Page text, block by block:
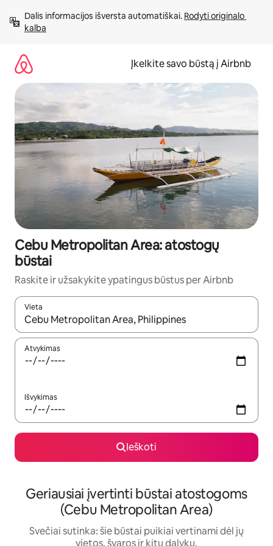
prie
turinio
Dalis informacijos išversta automatiškai. Rodyti originalo
kalba
Įkelkite savo būstą į Airbnb
Cebu Metropolitan Area: atostogų
būstai
Raskite ir užsakykite ypatingus būstus per Airbnb
Vieta
Kai pasirodys paieškos rezultatai, juos naršyti galite
Atvykimas
Išvykimas
Ieškoti
Geriausiai įvertinti būstai atostogoms
(Cebu Metropolitan Area)
Svečiai sutinka: šie būstai puikiai vertinami dėl jų
vietos, švaros ir kitų dalykų.